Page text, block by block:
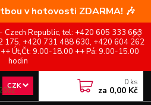
v hotovosti ZDARMA! 🎶
Czech Republic, tel: +420 605 333 663
175, +420 731 488 630, +420 604 262
Út,Čt: 9.00-18.00 ++ Pá: 9.00-15.00
hodin
CZK 0 ks
za 0,00 Kč